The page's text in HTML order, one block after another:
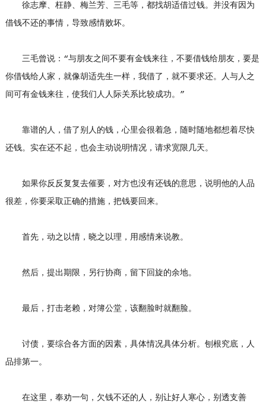
徐志摩、枉静、梅兰芳、三毛等，都找胡适借过钱。并没有因为
借钱不还的事情，导致感情败坏。
三毛曾说：“与朋友之间不要有金钱来往，不要借钱给朋友，要是
你借钱给人家，就像胡适先生一样，我借了，就不要求还。人与人之
间可有金钱来往，使我们人人际关系比较成功。”
靠谱的人，借了别人的钱，心里会很着急，随时随地都想着尽快
还钱。实在还不起，也会主动说明情况，请求宽限几天。
如果你反反复复去催要，对方也没有还钱的意思，说明他的人品
很差，你要采取正确的措施，把钱要回来。
首先，动之以情，晓之以理，用感情来说教。
然后，提出期限，另行协商，留下回旋的余地。
最后，打击老赖，对簿公堂，该翻脸时就翻脸。
讨债，要综合各方面的因素，具体情况具体分析。刨根究底，人
品排第一。
在这里，奉劝一句，欠钱不还的人，别让好人寒心，别透支善